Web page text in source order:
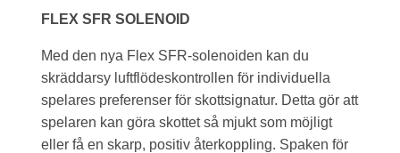
FLEX SFR SOLENOID
Med den nya Flex SFR-solenoiden kan du
skräddarsy luftflödeskontrollen för individuella
spelares preferenser för skottsignatur. Detta gör att
spelaren kan göra skottet så mjukt som möjligt
eller få en skarp, positiv återkoppling. Spaken för